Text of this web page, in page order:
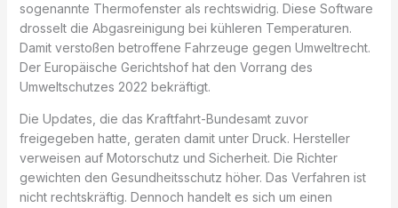
sogenannte Thermofenster als rechtswidrig. Diese Software
drosselt die Abgasreinigung bei kühleren Temperaturen.
Damit verstoßen betroffene Fahrzeuge gegen Umweltrecht.
Der Europäische Gerichtshof hat den Vorrang des
Umweltschutzes 2022 bekräftigt.
Die Updates, die das Kraftfahrt-Bundesamt zuvor
freigegeben hatte, geraten damit unter Druck. Hersteller
verweisen auf Motorschutz und Sicherheit. Die Richter
gewichten den Gesundheitsschutz höher. Das Verfahren ist
nicht rechtskräftig. Dennoch handelt es sich um einen